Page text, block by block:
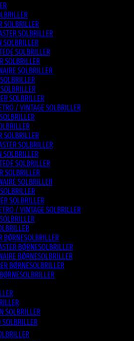
SOLBRILLER
SOLBRILLER
SOLBRILLER
SOLBRILLER
SOLBRILLER
SOLBRILLER
SOLBRILLER
/ VINTAGE SOLBRILLER
SOLBRILLER
SOLBRILLER
SOLBRILLER
SOLBRILLER
SOLBRILLER
SOLBRILLER
SOLBRILLER
/ VINTAGE SOLBRILLER
BØRNESOLBRILLER
BØRNESOLBRILLER
BØRNESOLBRILLER
BØRNESOLBRILLER
SOLBRILLER